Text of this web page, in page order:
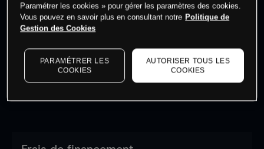
Les prix sont indicatifs.Connectez-vous pour voir les
dernières données du marché.
Paramétrer les cookies » pour gérer les paramètres des cookies.
Vous pouvez en savoir plus en consultant notre Politique de
Gestion des Cookies
PARAMÉTRER LES
COOKIES
AUTORISER TOUS LES
COOKIES